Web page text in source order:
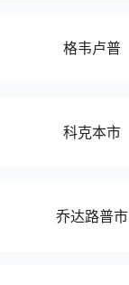
格韦卢普
科克本市
乔达路普市